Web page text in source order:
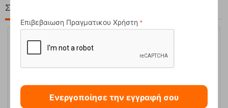
Στη ίδια Τιμή!
Επιβεβαιωση Πραγματικου Χρήστη
Ενεργοποίησε την εγγραφή σου